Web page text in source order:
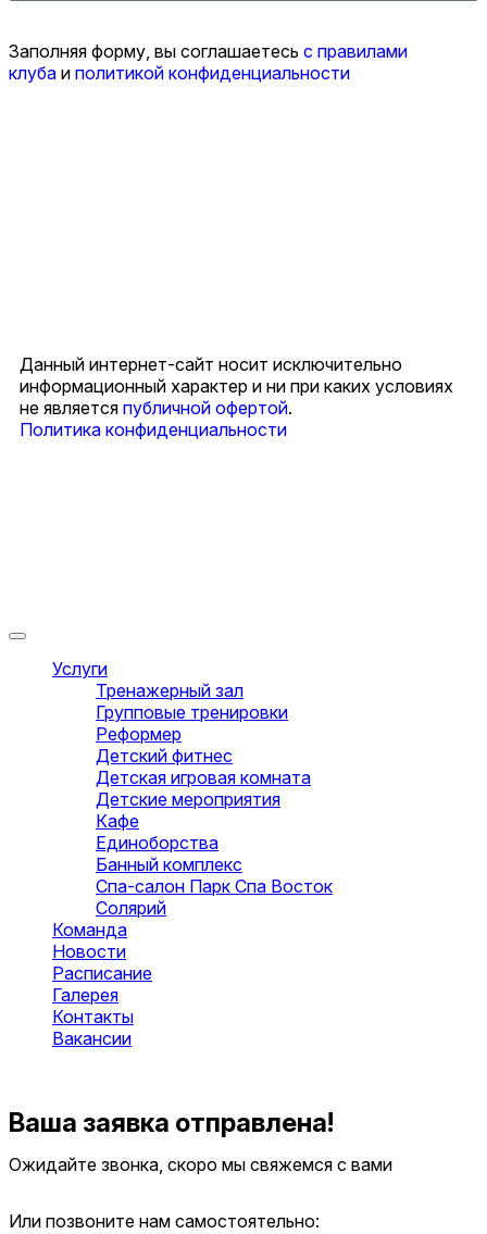
Заполняя форму, вы соглашаетесь с правилами
клуба и политикой конфиденциальности
Данный интернет-сайт носит исключительно
информационный характер и ни при каких условиях
не является публичной офертой.
Политика конфиденциальности
Услуги
Тренажерный зал
Групповые тренировки
Реформер
Детский фитнес
Детская игровая комната
Детские мероприятия
Кафе
Единоборства
Банный комплекс
Спа-салон Парк Спа Восток
Солярий
Команда
Новости
Расписание
Галерея
Контакты
Вакансии
Ваша заявка отправлена!
Ожидайте звонка, скоро мы свяжемся с вами
Или позвоните нам самостоятельно: